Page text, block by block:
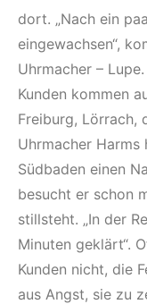
dort. „Nach ein
eingewachsen“,
Uhrmacher –
Kunden kommen
Freiburg, Lörrach,
Uhrmacher
Südbaden einen
besucht er schon
stillsteht. „In der
Minuten geklärt“.
Kunden nicht, die
aus Angst, sie zu